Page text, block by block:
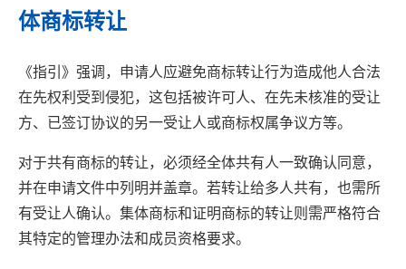
体商标转让
《指引》强调，申请人应避免商标转让行为造成他人合法
在先权利受到侵犯，这包括被许可人、在先未核准的受让
方、已签订协议的另一受让人或商标权属争议方等。
对于共有商标的转让，必须经全体共有人一致确认同意，
并在申请文件中列明并盖章。若转让给多人共有，也需所
有受让人确认。集体商标和证明商标的转让则需严格符合
其特定的管理办法和成员资格要求。